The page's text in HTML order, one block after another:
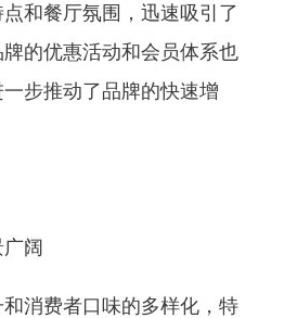
和餐厅氛围，迅速吸引了
的优惠活动和会员体系也
步推动了品牌的快速增
阔
消费者口味的多样化，特